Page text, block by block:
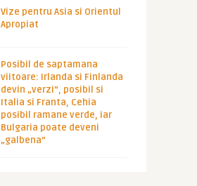
Vize pentru Asia si Orientul
Apropiat
Posibil de saptamana
viitoare: Irlanda si Finlanda
devin „verzi”, posibil si
Italia si Franta, Cehia
posibil ramane verde, iar
Bulgaria poate deveni
„galbena”